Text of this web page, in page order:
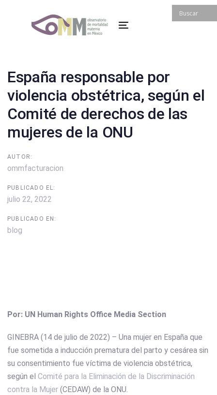
content
Toggle
España responsable por
violencia obstétrica, según el
Comité de derechos de las
mujeres de la ONU
AUTOR:
ommfacturacion
PUBLICADO EL:
julio 22, 2022
PUBLICADO EN:
blog
Por: UN Human Rights Office Media Section
GINEBRA (14 de julio de 2022) – Una mujer en España que
fue sometida a inducción prematura del parto y cesárea sin
su consentimiento fue víctima de violencia obstétrica,
según el Comité para la Eliminación de la Discriminación
contra la Mujer (CEDAW) de la ONU.
Post
navigation